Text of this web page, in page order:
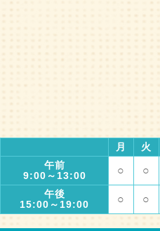
月 火
午前
9:00～13:00
○ ○
午後
15:00～19:00
○ ○